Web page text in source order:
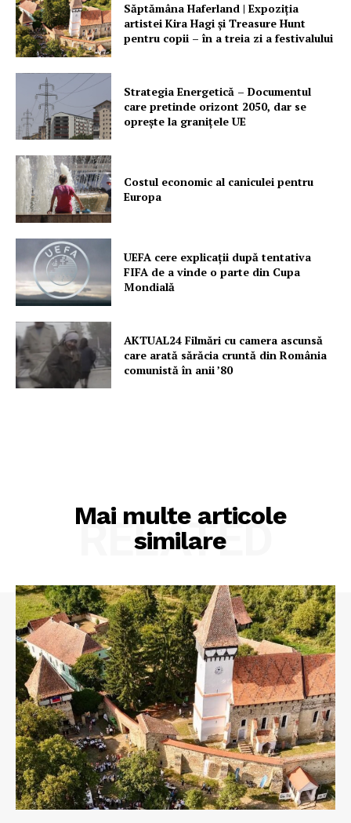
PRESShub
Despre noi / Echipa
Proiecte editoriale
Rețea
Contact
Săptămâna Haferland | Expoziţia
artistei Kira Hagi şi Treasure Hunt
pentru copii – în a treia zi a festivalului
Strategia Energetică – Documentul
care pretinde orizont 2050, dar se
oprește la granițele UE
Costul economic al caniculei pentru
Europa
UEFA cere explicații după tentativa
FIFA de a vinde o parte din Cupa
Mondială
AKTUAL24 Filmări cu camera ascunsă
care arată sărăcia cruntă din România
comunistă în anii ’80
Mai multe articole
similare
RELATED